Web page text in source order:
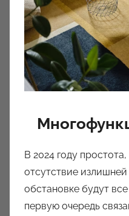
В 2024 году
отсутствие
обстановке будут
первую очередь